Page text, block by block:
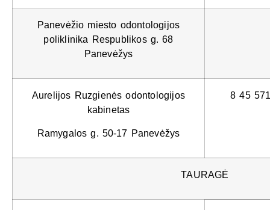
Panevėžio miesto odontologijos
poliklinika Respublikos g. 68
Panevėžys
Aurelijos Ruzgienės odontologijos
kabinetas
Ramygalos g. 50-17 Panevėžys
8 45
TAURAGĖ